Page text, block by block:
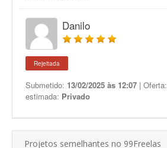
Danilo
Rejeitada
Submetido: 13/02/2025 às 12:07 | Oferta:
estimada: Privado
Projetos semelhantes no 99Freelas